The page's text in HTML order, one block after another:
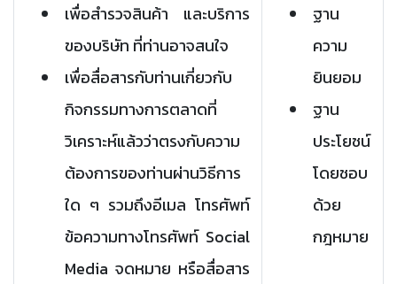
เพื่อสำรวจสินค้า และบริการ
ของบริษัท ที่ท่านอาจสนใจ
เพื่อสื่อสารกับท่านเกี่ยวกับ
กิจกรรมทางการตลาดที่
วิเคราะห์แล้วว่าตรงกับความ
ต้องการของท่านผ่านวิธีการ
ใด ๆ รวมถึงอีเมล โทรศัพท์
ข้อความทางโทรศัพท์ Social
Media จดหมาย หรือสื่อสาร
ฐาน
ความ
ยินยอม
ฐาน
ประโยชน์
โดยชอบ
ด้วย
กฎหมาย